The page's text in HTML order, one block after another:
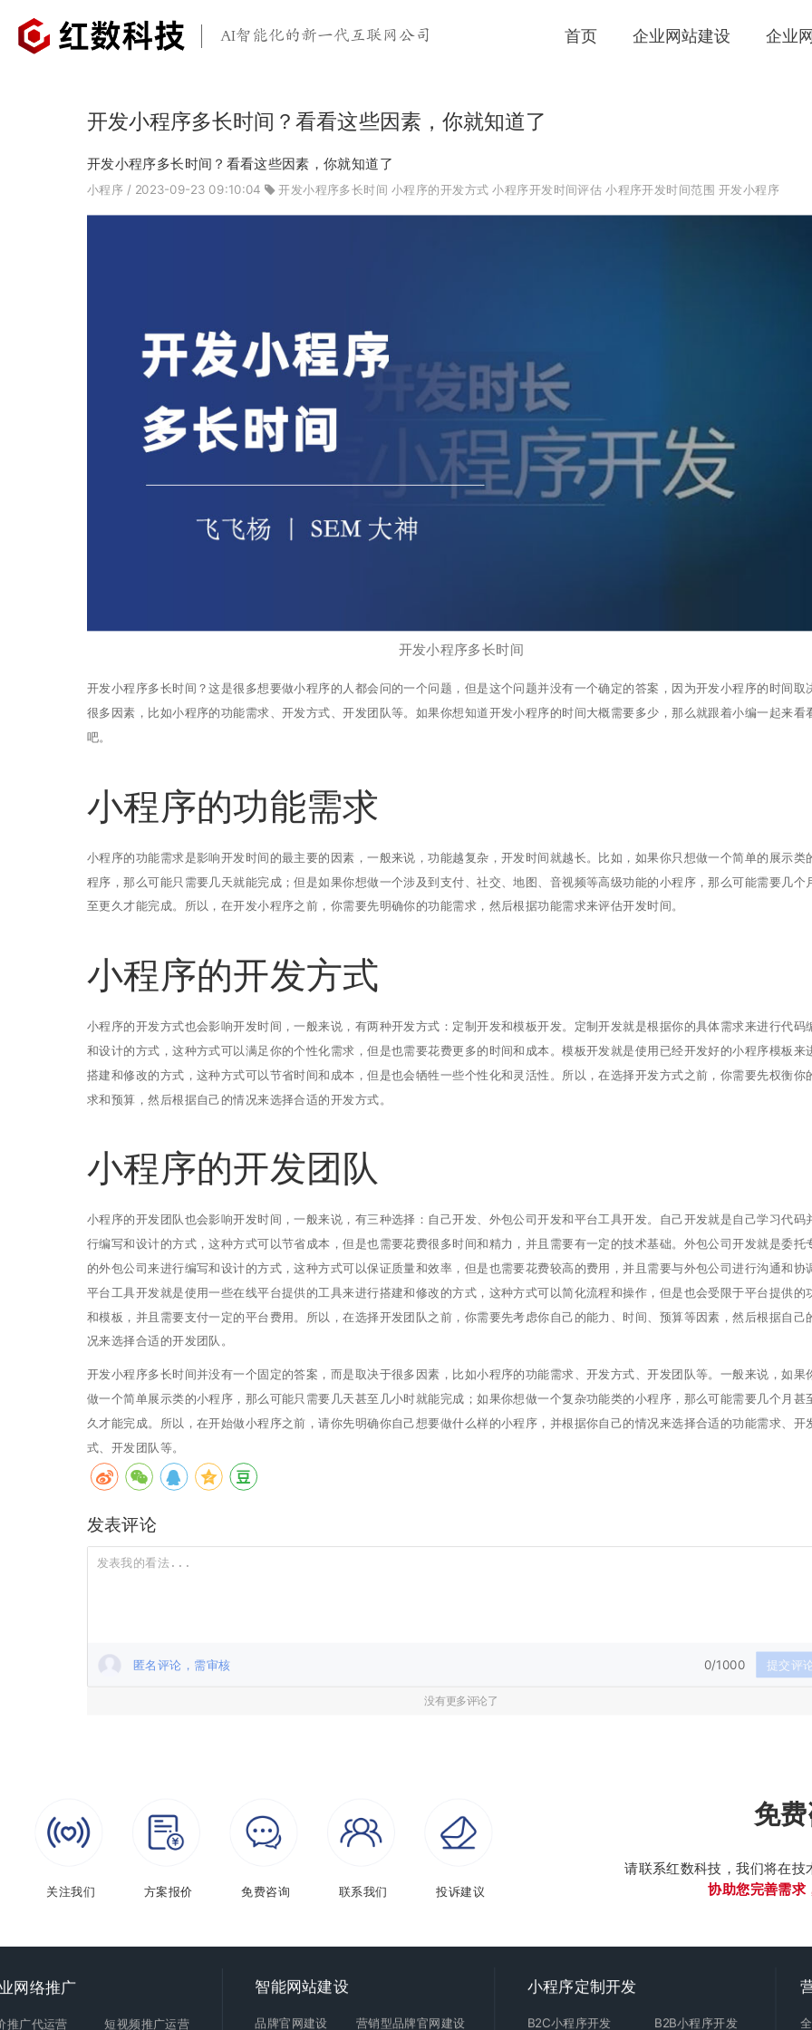
AI智能化的新一代互联网公司 首页 企业网站建设 企业
开发小程序多长时间？看看这些因素，你就知道了
开发小程序多长时间？看看这些因素，你就知道了
小程序 / 2023-09-23 09:10:04 开发小程序多长时间 小程序的开发方式 小程序开发时间评估 小程序开发时间范围 开发小程序
开发小程序多长时间
开发小程序多长时间？这是很多想要做小程序的人都会问的一个问题，但是这个问题并没有一个确定的答案，因为开发小程序的时间取
很多因素，比如小程序的功能需求、开发方式、开发团队等。如果你想知道开发小程序的时间大概需要多少，那么就跟着小编一起来看
吧。
小程序的功能需求
小程序的功能需求是影响开发时间的最主要的因素，一般来说，功能越复杂，开发时间就越长。比如，如果你只想做一个简单的展示类
程序，那么可能只需要几天就能完成；但是如果你想做一个涉及到支付、社交、地图、音视频等高级功能的小程序，那么可能需要几个
至更久才能完成。所以，在开发小程序之前，你需要先明确你的功能需求，然后根据功能需求来评估开发时间。
小程序的开发方式
小程序的开发方式也会影响开发时间，一般来说，有两种开发方式：定制开发和模板开发。定制开发就是根据你的具体需求来进行代码
和设计的方式，这种方式可以满足你的个性化需求，但是也需要花费更多的时间和成本。模板开发就是使用已经开发好的小程序模板来
搭建和修改的方式，这种方式可以节省时间和成本，但是也会牺牲一些个性化和灵活性。所以，在选择开发方式之前，你需要先权衡你
求和预算，然后根据自己的情况来选择合适的开发方式。
小程序的开发团队
小程序的开发团队也会影响开发时间，一般来说，有三种选择：自己开发、外包公司开发和平台工具开发。自己开发就是自己学习代码
行编写和设计的方式，这种方式可以节省成本，但是也需要花费很多时间和精力，并且需要有一定的技术基础。外包公司开发就是委托
的外包公司来进行编写和设计的方式，这种方式可以保证质量和效率，但是也需要花费较高的费用，并且需要与外包公司进行沟通和协
平台工具开发就是使用一些在线平台提供的工具来进行搭建和修改的方式，这种方式可以简化流程和操作，但是也会受限于平台提供的
和模板，并且需要支付一定的平台费用。所以，在选择开发团队之前，你需要先考虑你自己的能力、时间、预算等因素，然后根据自己
况来选择合适的开发团队。
开发小程序多长时间并没有一个固定的答案，而是取决于很多因素，比如小程序的功能需求、开发方式、开发团队等。一般来说，如果
做一个简单展示类的小程序，那么可能只需要几天甚至几小时就能完成；如果你想做一个复杂功能类的小程序，那么可能需要几个月甚
久才能完成。所以，在开始做小程序之前，请你先明确你自己想要做什么样的小程序，并根据你自己的情况来选择合适的功能需求、开
式、开发团队等。
发表评论
匿名评论，需审核 0/1000 提交评
没有更多评论了
免
请联系红数科技，我们将在技
协助您完善需求
关注我们 方案报价 免费咨询 投诉建议
联系我们
智能网站建设
品牌官网建设 营销型品牌官网建设
小程序定制开发
B2C小程序开发 B2B小程序开发
网络推广
推广代运营 短视频推广运营